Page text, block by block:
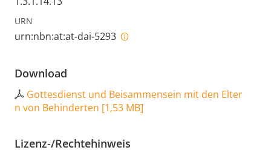
URN
urn:nbn:at:at-dai-5293
Download
Gottesdienst und Beisammensein mit den Elter
n von Behinderten [1,53 MB]
Lizenz-/Rechtehinweis